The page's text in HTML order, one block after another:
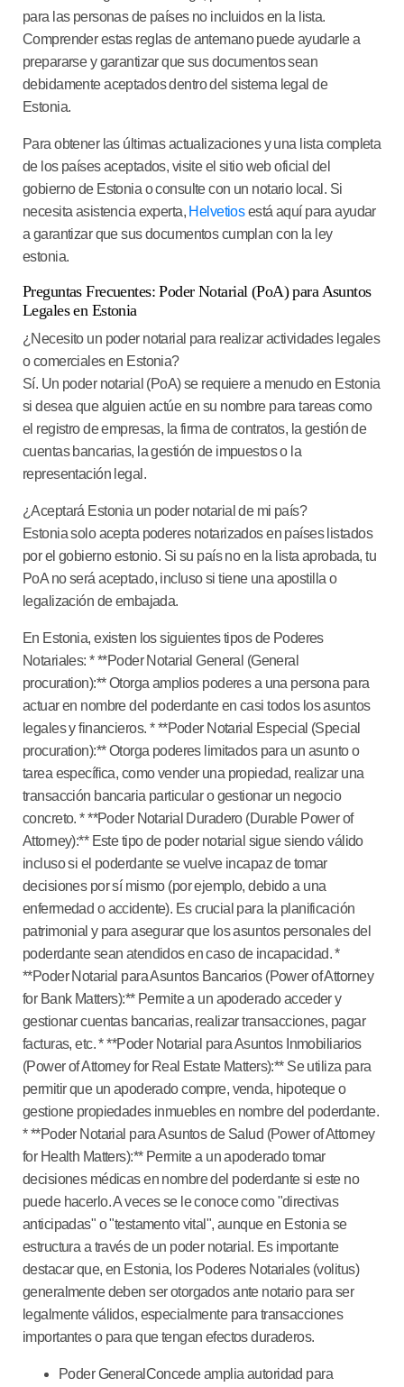
para las personas de países no incluidos en la lista.
Comprender estas reglas de antemano puede ayudarle a
prepararse y garantizar que sus documentos sean
debidamente aceptados dentro del sistema legal de
Estonia.
Para obtener las últimas actualizaciones y una lista completa
de los países aceptados, visite el sitio web oficial del
gobierno de Estonia o consulte con un notario local. Si
necesita asistencia experta, Helvetiosestá aquí para ayudar
a garantizar que sus documentos cumplan con la ley
estonia.
Preguntas Frecuentes: Poder Notarial (PoA) para Asuntos
Legales en Estonia
¿Necesito un poder notarial para realizar actividades legales
o comerciales en Estonia?
Sí. Un poder notarial (PoA) se requiere a menudo en Estonia
si desea que alguien actúe en su nombre para tareas como
el registro de empresas, la firma de contratos, la gestión de
cuentas bancarias, la gestión de impuestos o la
representación legal.
¿Aceptará Estonia un poder notarial de mi país?
Estonia solo acepta poderes notarizados en países listados
por el gobierno estonio. Si su paísno en la lista aprobada, tu
PoA no será aceptado, incluso si tiene una apostilla o
legalización de embajada.
En Estonia, existen los siguientes tipos de Poderes
Notariales: * **Poder Notarial General (General
procuration):** Otorga amplios poderes a una persona para
actuar en nombre del poderdante en casi todos los asuntos
legales y financieros. * **Poder Notarial Especial (Special
procuration):** Otorga poderes limitados para un asunto o
tarea específica, como vender una propiedad, realizar una
transacción bancaria particular o gestionar un negocio
concreto. * **Poder Notarial Duradero (Durable Power of
Attorney):** Este tipo de poder notarial sigue siendo válido
incluso si el poderdante se vuelve incapaz de tomar
decisiones por sí mismo (por ejemplo, debido a una
enfermedad o accidente). Es crucial para la planificación
patrimonial y para asegurar que los asuntos personales del
poderdante sean atendidos en caso de incapacidad. *
**Poder Notarial para Asuntos Bancarios (Power of Attorney
for Bank Matters):** Permite a un apoderado acceder y
gestionar cuentas bancarias, realizar transacciones, pagar
facturas, etc. * **Poder Notarial para Asuntos Inmobiliarios
(Power of Attorney for Real Estate Matters):** Se utiliza para
permitir que un apoderado compre, venda, hipoteque o
gestione propiedades inmuebles en nombre del poderdante.
* **Poder Notarial para Asuntos de Salud (Power of Attorney
for Health Matters):** Permite a un apoderado tomar
decisiones médicas en nombre del poderdante si este no
puede hacerlo. A veces se le conoce como "directivas
anticipadas" o "testamento vital", aunque en Estonia se
estructura a través de un poder notarial. Es importante
destacar que, en Estonia, los Poderes Notariales (volitus)
generalmente deben ser otorgados ante notario para ser
legalmente válidos, especialmente para transacciones
importantes o para que tengan efectos duraderos.
Poder General Concede amplia autoridad para